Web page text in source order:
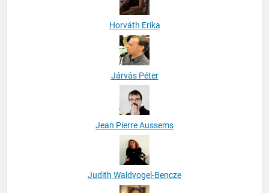
Horváth Erika
Járvás Péter
Jean Pierre Aussems
Judith Waldvogel-Bencze